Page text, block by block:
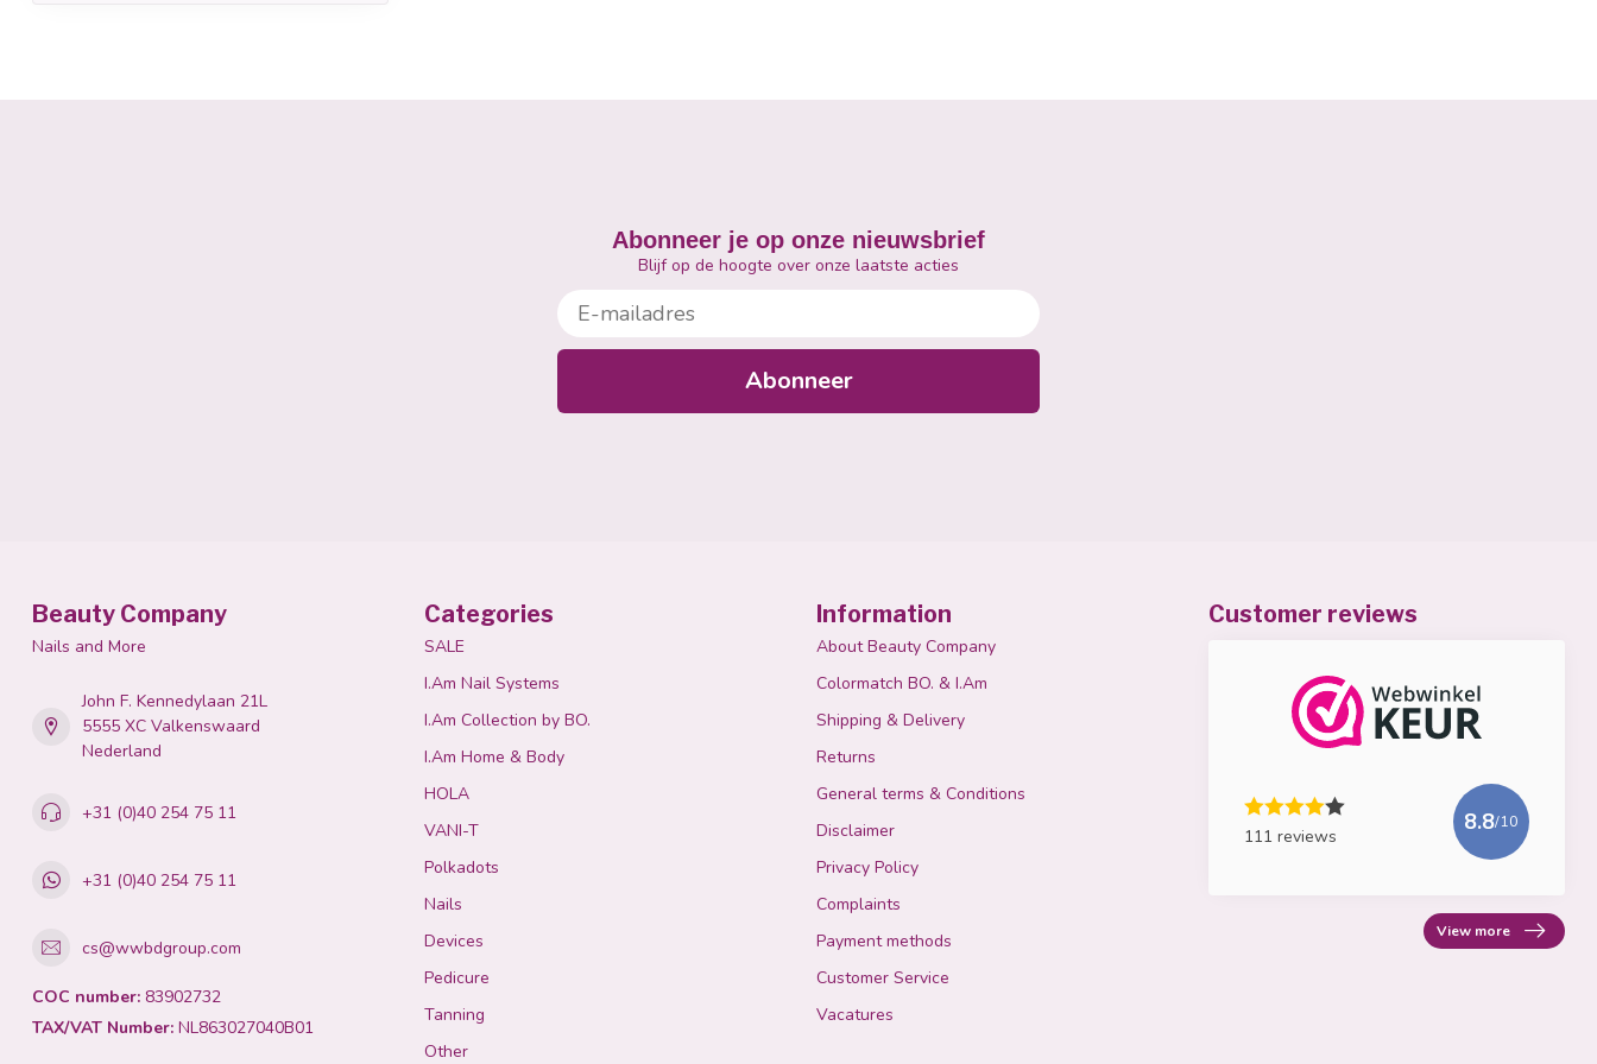
Abonneer je op onze nieuwsbrief
Blijf op de hoogte over onze laatste acties
E-mailadres
Abonneer
Beauty Company
Nails and More
John F. Kennedylaan 21L
5555 XC Valkenswaard
Nederland
+31 (0)40 254 75 11
+31 (0)40 254 75 11
cs@wwbdgroup.com
COC number: 83902732
TAX/VAT Number: NL863027040B01
Categories
SALE
I.Am Nail Systems
I.Am Collection by BO.
I.Am Home & Body
HOLA
VANI-T
Polkadots
Nails
Devices
Pedicure
Tanning
Other
Information
About Beauty Company
Colormatch BO. & I.Am
Shipping & Delivery
Returns
General terms & Conditions
Disclaimer
Privacy Policy
Complaints
Payment methods
Customer Service
Vacatures
Customer reviews
111 reviews
8.8/10
View more